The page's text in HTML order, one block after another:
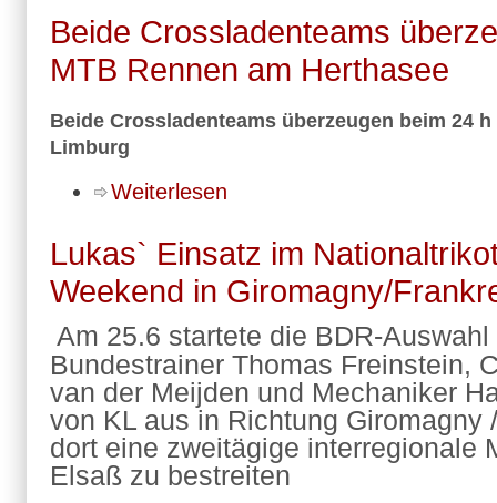
Beide Crossladenteams
MTB Rennen am Herthasee
Beide Crossladenteams überzeugen beim 24
Limburg
Weiterlesen
Lukas` Einsatz im
Weekend in Giromagny/
Am 25.6 startete die BDR-
Bundestrainer Thomas Freinstein,
van der Meijden und Mechaniker
von KL aus in Richtung Giromagny
dort eine zweitägige interregionale
Elsaß zu bestreiten